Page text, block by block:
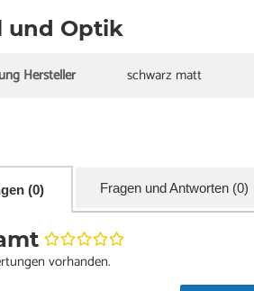
und Optik
Hersteller schwarz matt
(0) Fragen und Antworten (0)
vorhanden.